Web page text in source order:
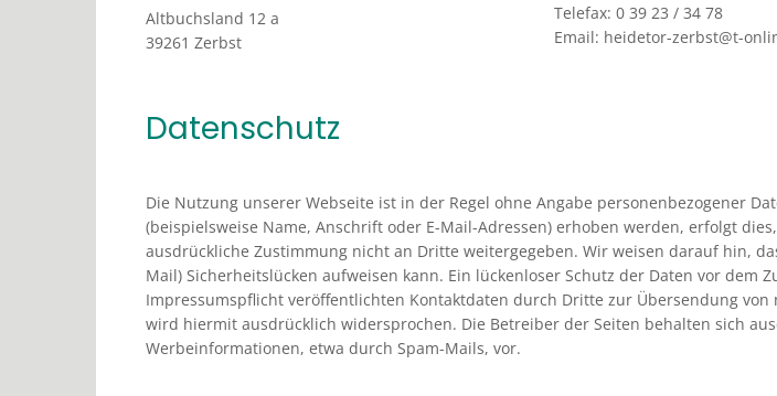
Altbuchsland 12 a
39261 Zerbst
Telefax: 0 39 23 / 34 78
Email: heidetor-zerbst@t-
Datenschutz
Die Nutzung unserer Webseite ist in der Regel ohne Angabe personenbezogener
(beispielsweise Name, Anschrift oder E-Mail-Adressen) erhoben werden, erfolgt
ausdrückliche Zustimmung nicht an Dritte weitergegeben. Wir weisen darauf hin,
Mail) Sicherheitslücken aufweisen kann. Ein lückenloser Schutz der Daten vor
Impressumspflicht veröffentlichten Kontaktdaten durch Dritte zur Übersendung
wird hiermit ausdrücklich widersprochen. Die Betreiber der Seiten behalten sich
Werbeinformationen, etwa durch Spam-Mails, vor.